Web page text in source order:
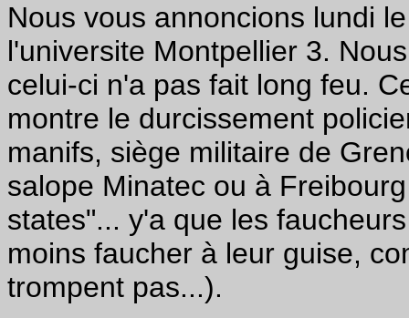
Nous vous annoncions lundi
l'universite Montpellier 3.
celui-ci n'a pas fait long feu.
montre le durcissement
manifs, siège militaire de
salope Minatec ou à
states"... y'a que les
moins faucher à leur guise,
trompent pas...).